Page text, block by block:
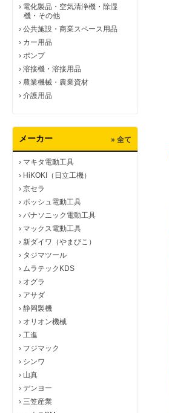
› 電化製品・空気清浄機・除湿
機・その他
› 公共施設・商業スペース用品
› カー用品
› ポンプ
› 溶接機・溶接用品
› 農業機械・農業資材
› 介護用品
メーカー » 全て
› マキタ電動工具
› HiKOKI（日立工機）
› 京セラ
› ボッシュ電動工具
› パナソニック電動工具
› マックス電動工具
› 新ダイワ（やまびこ）
› タジマツール
› ムラテックKDS
› オグラ
› アサダ
› 静岡製機
› オリオン機械
› 工進
› フジマック
› シンワ
› 山真
› デンヨー
› 三笠産業